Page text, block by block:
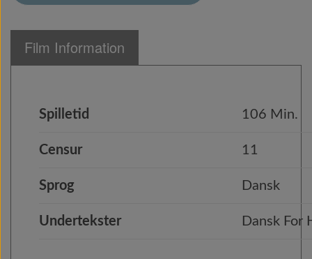
Film Information
Spilletid 106 Min.
Censur 11
Sprog Dansk
Undertekster Dansk For